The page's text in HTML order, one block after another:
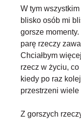
W tym
blisko osób mi
gorsze
parę rzeczy
Chciałbym
rzecz w życiu,
kiedy po raz
przestrzeni
Z gorszych